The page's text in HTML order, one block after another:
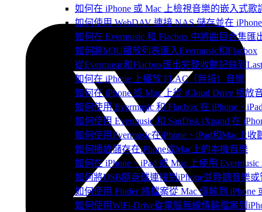
如何在 iPhone 或 Mac 上檢視音樂的嵌入式
如何使用 WebDAV 連接 NAS 儲存並在
如何在 Evermusic 和 Flacbox 中將曲目合集
如何將M3U播放列表匯入Evermusic和Flacbox
從Evermusic和Flacbox匯出完整收聽記錄到
如何在 iPhone 上播放 FLAC（無損）音樂
如何在 iPhone 或 Mac 上從 iCloud Drive 播放
如何使用 Evermusic 和 Flacbox 在 iPhone、
如何使用 Evermusic 和 SanDisk iXpand 在
如何使用Evermusic在iPhone、iPad和Mac上收
如何播放儲存在iPhone或Mac上的本機音樂
如何在 iPhone、iPad 或 Mac 上使用
如何將USB隨身碟連接到iPhone並聆聽音樂
如何使用 Finder 將檔案從 Mac 傳輸到 iPhone
如何使用WiFi-Drive從電腦無線傳輸檔案到